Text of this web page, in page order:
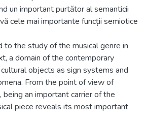
un important purtător al semanticii
cele mai importante funcții semiotice
to the study of the musical genre in
a domain of the contemporary
objects as sign systems and
From the point of view of
an important carrier of the
piece reveals its most important